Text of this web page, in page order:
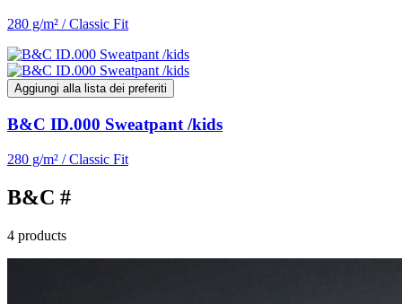
280 g/m² / Classic Fit
Aggiungi alla lista dei preferiti
B&C ID.000 Sweatpant /kids
280 g/m² / Classic Fit
B&C #
4 products